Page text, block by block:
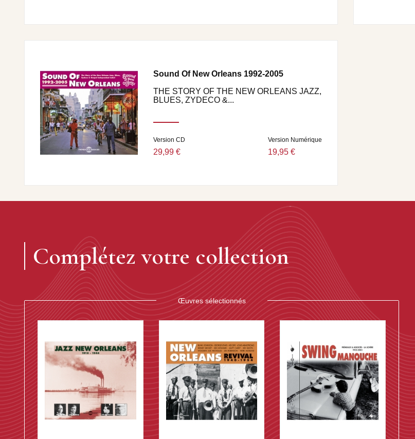
Sound Of New Orleans 1992-2005
THE STORY OF THE NEW ORLEANS JAZZ,
BLUES, ZYDECO &...
Version CD
29,99 €
Version Numérique
19,95 €
Complétez votre collection
Œuvres sélectionnés